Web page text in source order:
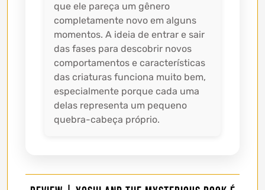
que ele pareça um gênero
completamente novo em alguns
momentos. A ideia de entrar e sair
das fases para descobrir novos
comportamentos e características
das criaturas funciona muito bem,
especialmente porque cada uma
delas representa um pequeno
quebra-cabeça próprio.